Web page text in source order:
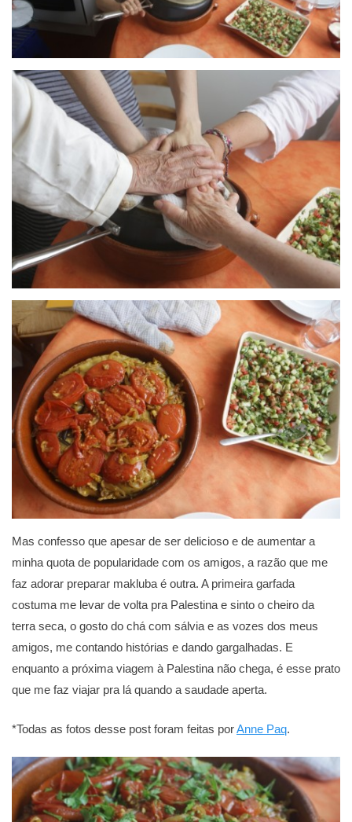
Mas confesso que apesar de ser delicioso e de aumentar a
minha quota de popularidade com os amigos, a razão que me
faz adorar preparar makluba é outra. A primeira garfada
costuma me levar de volta pra Palestina e sinto o cheiro da
terra seca, o gosto do chá com sálvia e as vozes dos meus
amigos, me contando histórias e dando gargalhadas. E
enquanto a próxima viagem à Palestina não chega, é esse prato
que me faz viajar pra lá quando a saudade aperta.
*Todas as fotos desse post foram feitas porAnne Paq.